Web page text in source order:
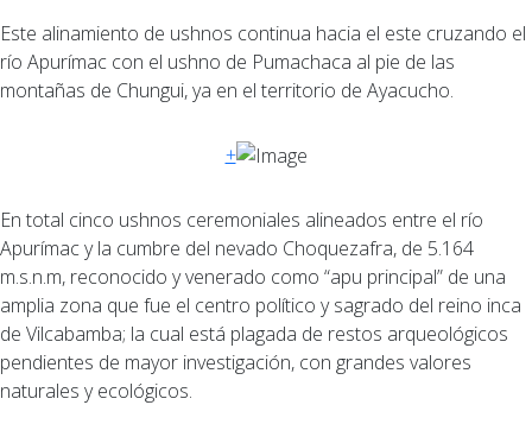
Este alinamiento de ushnos continua hacia el este cruzando el
río Apurímac con el ushno de Pumachaca al pie de las
montañas de Chungui, ya en el territorio de Ayacucho.
+
En total cinco ushnos ceremoniales alineados entre el río
Apurímac y la cumbre del nevado Choquezafra, de 5.164
m.s.n.m, reconocido y venerado como “apu principal” de una
amplia zona que fue el centro político y sagrado del reino inca
de Vilcabamba; la cual está plagada de restos arqueológicos
pendientes de mayor investigación, con grandes valores
naturales y ecológicos.